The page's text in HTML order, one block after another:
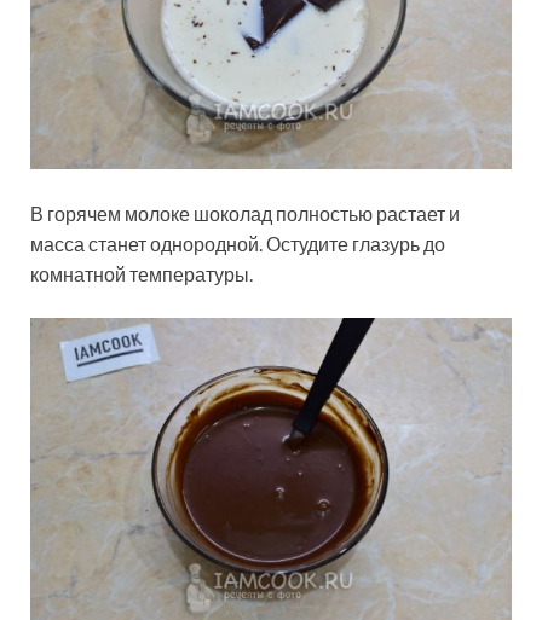
В горячем молоке шоколад полностью растает и
масса станет однородной. Остудите глазурь до
комнатной температуры.